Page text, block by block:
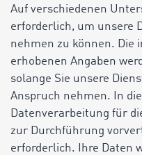
Auf verschiedenen
erforderlich, um unsere
nehmen zu können. Die
erhobenen Angaben
solange Sie unsere
Anspruch nehmen. In
Datenverarbeitung für
zur Durchführung
erforderlich. Ihre Daten